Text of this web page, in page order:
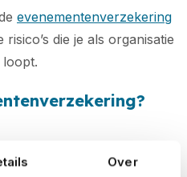
Over
evenementenverzekering
die je als organisatie
ongelukken tijdens een